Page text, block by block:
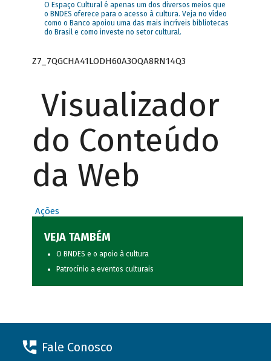
O Espaço Cultural é apenas um dos diversos meios que
o BNDES oferece para o acesso à cultura. Veja no vídeo
como o Banco apoiou uma das mais incríveis bibliotecas
do Brasil e como investe no setor cultural.
Z7_7QGCHA41LODH60A3OQA8RN14Q3
Visualizador
do Conteúdo
da Web
Ações
VEJA TAMBÉM
O BNDES e o apoio à cultura
Patrocínio a eventos culturais
Fale Conosco